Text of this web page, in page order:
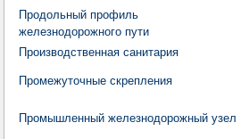
Продольный профиль
железнодорожного пути
Производственная санитария
Промежуточные скрепления
Промышленный железнодорожный узел